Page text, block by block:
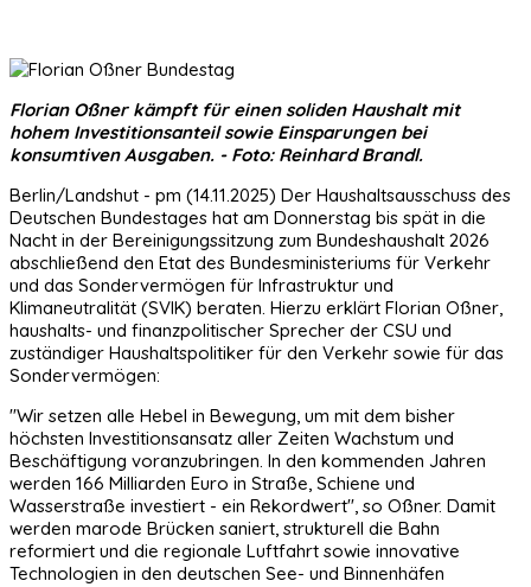
Florian Oßner kämpft für einen soliden Haushalt mit
hohem Investitionsanteil sowie Einsparungen bei
konsumtiven Ausgaben. - Foto: Reinhard Brandl.
Berlin/Landshut - pm (14.11.2025) Der Haushaltsausschuss des
Deutschen Bundestages hat am Donnerstag bis spät in die
Nacht in der Bereinigungssitzung zum Bundeshaushalt 2026
abschließend den Etat des Bundesministeriums für Verkehr
und das Sondervermögen für Infrastruktur und
Klimaneutralität (SVIK) beraten. Hierzu erklärt Florian Oßner,
haushalts- und finanzpolitischer Sprecher der CSU und
zuständiger Haushaltspolitiker für den Verkehr sowie für das
Sondervermögen:
"Wir setzen alle Hebel in Bewegung, um mit dem bisher
höchsten Investitionsansatz aller Zeiten Wachstum und
Beschäftigung voranzubringen. In den kommenden Jahren
werden 166 Milliarden Euro in Straße, Schiene und
Wasserstraße investiert - ein Rekordwert", so Oßner. Damit
werden marode Brücken saniert, strukturell die Bahn
reformiert und die regionale Luftfahrt sowie innovative
Technologien in den deutschen See- und Binnenhäfen